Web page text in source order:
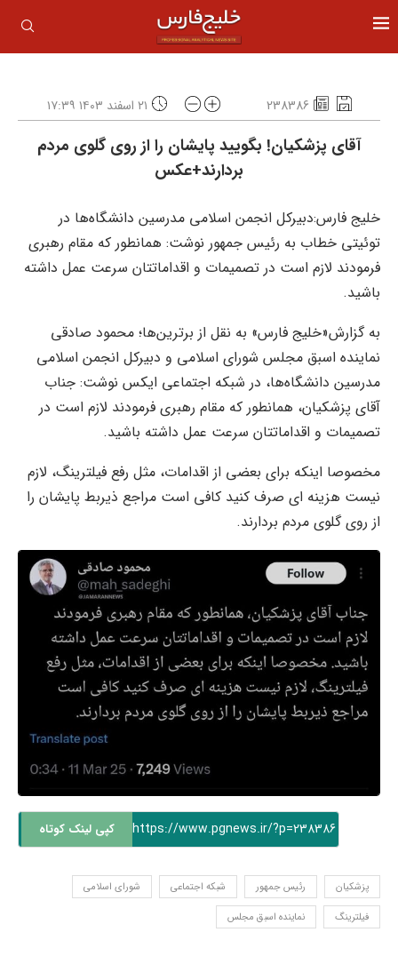
238386 ۲۱ اسفند ۱۴۰۳ ۱۷:۳۹
آقای پزشکیان! بگویید پایشان را از روی گلوی مردم
بردارند+عکس
خلیج فارس:دبیرکل انجمن اسلامی مدرسین دانشگاه‌ها در
توئیتی خطاب به رئیس جمهور نوشت: همانطور که مقام رهبری
فرمودند لازم است در تصمیمات و اقداماتتان سرعت عمل داشته
باشید.
به گزارش«خلیج فارس» به نقل از برترین‌ها؛ محمود صادقی
نماینده اسبق مجلس شورای اسلامی و دبیرکل انجمن اسلامی
مدرسین دانشگاه‌ها، در شبکه اجتماعی ایکس نوشت: ‌جناب
آقای پزشکیان، همانطور که مقام رهبری فرمودند لازم است در
تصمیمات و اقداماتتان سرعت عمل داشته باشید.
مخصوصا اینکه برای بعضی از اقدامات، مثل رفع فیلترینگ، لازم
نیست هزینه ای صرف کنید کافی است مراجع ذیربط پایشان را
از روی گلوی مردم بردارند.
https://www.pgnews.ir/?p=238386 کپی لینک کوتاه
پزشکیان رئیس جمهور شبکه اجتماعی
شورای اسلامی
فیلترینگ
نماینده اسبق مجلس